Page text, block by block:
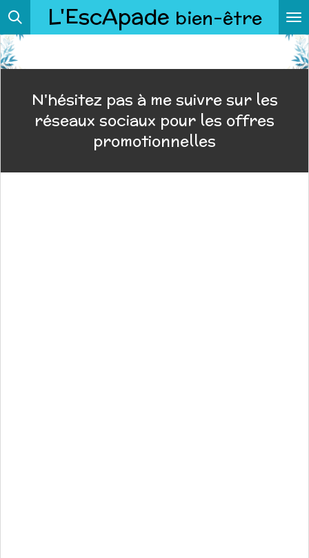
Passer
au
contenu
principal
L'EscApade bien-être
N'hésitez pas à me suivre sur les
réseaux sociaux pour les offres
promotionnelles